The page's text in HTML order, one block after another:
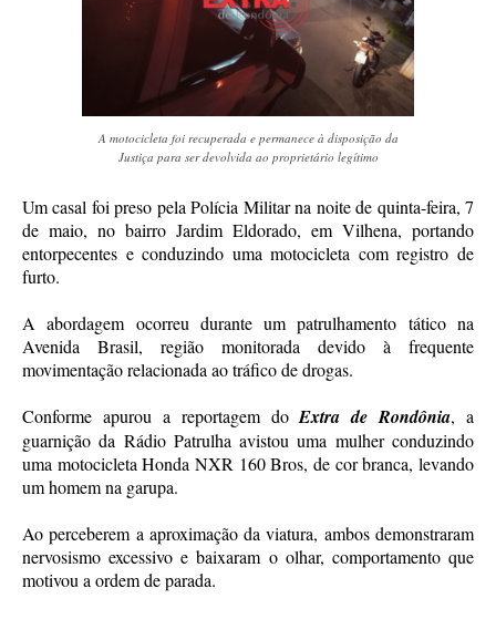
A motocicleta foi recuperada e permanece à disposição da
Justiça para ser devolvida ao proprietário legítimo
Um casal foi preso pela Polícia Militar na noite de quinta-feira, 7
de maio, no bairro Jardim Eldorado, em Vilhena, portando
entorpecentes e conduzindo uma motocicleta com registro de
furto.
A abordagem ocorreu durante um patrulhamento tático na
Avenida Brasil, região monitorada devido à frequente
movimentação relacionada ao tráfico de drogas.
Conforme apurou a reportagem doExtra de Rondônia, a
guarnição da Rádio Patrulha avistou uma mulher conduzindo
uma motocicleta Honda NXR 160 Bros, de cor branca, levando
um homem na garupa.
Ao perceberem a aproximação da viatura, ambos demonstraram
nervosismo excessivo e baixaram o olhar, comportamento que
motivou a ordem de parada.